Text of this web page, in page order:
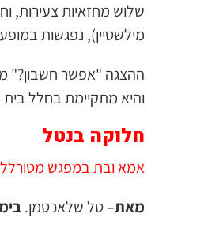
שלוש מחזאיות צעירות,
מילשטיין), נפגשות
ההצגה "אפשר חשבון?"
והיא מתקיימת בחלל בית
חלוקה בנטל
אמא ובת במפגש
מאת– טל שלאכטמן.